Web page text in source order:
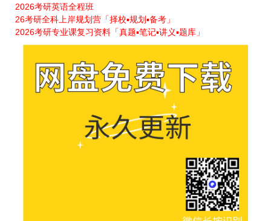
2026考研英语全程班
26考研全科上岸规划营「择校▪规划▪备考」
2026考研专业课复习资料「真题▪笔记▪讲义▪题库」